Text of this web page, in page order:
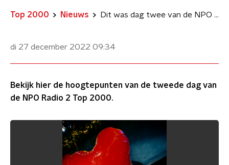
Top 2000 Nieuws Dit was dag twee van de NPO Radio 2 Top 2000
di 27 december 2022 09:34
Bekijk hier de hoogtepunten van de tweede dag van
de NPO Radio 2 Top 2000.